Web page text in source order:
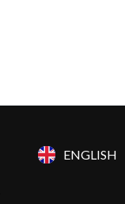
ENGLISH